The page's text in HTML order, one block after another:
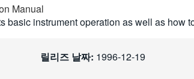
Manual
basic instrument operation as well as how
릴리즈 날짜: 1996-12-19